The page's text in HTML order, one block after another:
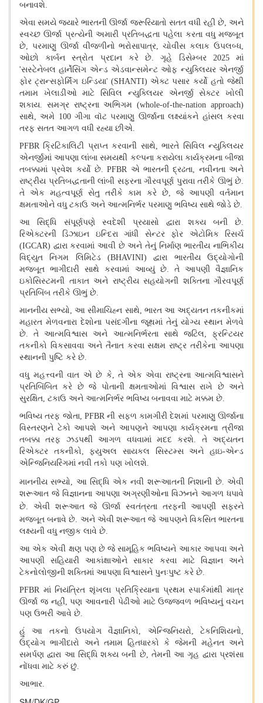
બનાવશે.
એવા સમયે જ્યારે ભારતની ઊર્જા જરૂરિયાતો સતત વધી રહી છે,અને
સ્વચ્છ ઊર્જા પ્રત્યેની અમારી પ્રતિબદ્ધતા પહેલા કરતા વધુ મજબૂત
છે, પરમાણુ ઊર્જા વીજળીનો ભરોસાપાત્ર,ચોવીસ કલાક ઉપલબ્ધ,
ઓછો કાર્બન સ્ત્રોત પ્રદાન કરે છે. ગૃહે ડિસેમ્બર 2025માં
'સસ્ટેનેબલ હાર્નેસિંગ એન્ડ એડવાન્સમેન્ટ ઓફ ન્યુક્લિયર એનર્જી
ફોર ટ્રાન્સફોર્મિંગ ઇન્ડિયા' (SHANTI) એક્ટ પસાર કર્યો હતો જેથી
તમામ ખેલાડીઓ માટે સિવિલ ન્યુક્લિયર એનર્જી સેક્ટર ખોલી
શકાય. સમગ્ર રાષ્ટ્રના અભિગમ (whole-of-the-nation approach)
સાથે,અમે 100ગીગા વૉટ પરમાણુ ઊર્જાના લક્ષ્યાંકને હાંસલ કરવા
તરફ સતત આગળ વધી રહ્યા છીએ.
PFBR ક્રિટિકાલિટી પ્રાપ્ત કરવાની સાથે,ભારતે સિવિલ ન્યુક્લિયર
એનર્જીમાં આપણા લાંબા સમયથી કલ્પના કરાયેલા કાર્યક્રમના બીજા
તબક્કામાં પ્રવેશ કર્યો છે.PFBR એ ભારતની દ્રઢતા, નવીનતા અને
રાષ્ટ્રીય પ્રતિબદ્ધતાની લાંબી સફરના ગૌરવપૂર્ણ પુરાવા તરીકે ઊભું છે.
તે એક મહત્વપૂર્ણ સેતુ તરીકે કામ કરે છે, જે આપણી વર્તમાન
ક્ષમતાઓને વધુ ટકાઉ અને આત્મનિર્ભર પરમાણુ ભવિષ્ય સાથે જોડે છે.
આ સિદ્ધિ સંપૂર્ણપણે સ્વદેશી પ્રયાસો દ્વારા શક્ય બની છે.
રિએક્ટરની ડિઝાઇન ઇન્દિરા ગાંધી સેન્ટર ફોર એટોમિક રિસર્ચ
(IGCAR) દ્વારા કરવામાં આવી છે અને તેનું નિર્માણ ભારતીય નાભિકીય
વિદ્યુત નિગમ લિમિટેડ (BHAVINI)દ્વારા ભારતીય ઉદ્યોગોની
મજબૂત ભાગીદારી સાથે કરવામાં આવ્યું છે. તે આપણી વૈજ્ઞાનિક
ઇકોસિસ્ટમની તાકાત અને રાષ્ટ્રીય સહયોગની શક્તિના ગૌરવપૂર્ણ
પ્રતિબિંબ તરીકે ઊભું છે.
માનનીય સભ્યો,આ સીમાચિહ્ન સાથે, ભારત આ અદ્યતન તકનીકમાં
મહારત મેળવનારા દેશોના પસંદગીના જૂથમાં તેનું યોગ્ય સ્થાન મેળવે
છે. તે આત્મવિશ્વાસ અને આત્મનિર્ભરતા સાથે જટિલ,ફ્રન્ટિયર
તકનીકો વિકસાવવા અને તૈનાત કરવા સક્ષમ રાષ્ટ્ર તરીકેના આપણા
સ્થાનની પુષ્ટિ કરે છે.
વધુ મહત્ત્વની વાત એ છે કે, તે એક એવા રાષ્ટ્રના આત્મવિશ્વાસને
પ્રતિબિંબિત કરે છે જે પોતાની ક્ષમતાઓમાં વિશ્વાસ રાખે છે અને
સુરક્ષિત, ટકાઉ અને આત્મનિર્ભર ભવિષ્ય બનાવવા માટે મક્કમ છે.
ભવિષ્ય તરફ જોતા, PFBRની સફળ કામગીરી દેશમાં પરમાણુ ઊર્જાના
વિસ્તરણને ટેકો આપશે અને આપણને આપણા કાર્યક્રમના ત્રીજા
તબક્કા તરફ ઝડપથી આગળ વધવામાં મદદ કરશે. તે અદ્યતન
રિએક્ટર તકનીકો,ફ્યુઅલ સાયકલ સિસ્ટમ્સ અને હાઇ-એન્ડ
એન્જિનિયરિંગમાં નવી તકો પણ ખોલશે.
માનનીય સભ્યો, આ સિદ્ધિ એક નવી શરૂઆતની નિશાની છે. એવી
શરૂઆત જે વિજ્ઞાનના આપણા અગ્રણીઓના વિઝનને આગળ ધપાવે
છે.
એવી શરૂઆત જે ઊર્જા સ્વતંત્રતા તરફની આપણી સફરને
મજબૂત બનાવે છે. અને એવી શરૂઆત જે આપણને વિકસિત ભારતના
લક્ષ્યની વધુ નજીક લાવે છે.
આ એક એવી ક્ષણ પણ છે જે સામૂહિક ભવિષ્યને આકાર આપવા અને
આપણી સહિયારી આકાંક્ષાઓને સાકાર કરવા માટે વિજ્ઞાન અને
ટેકનોલોજીની શક્તિમાં આપણા વિશ્વાસને પુનઃપુષ્ટ કરે છે.
PFBR માં નિયંત્રિત શૃંખલા પ્રતિક્રિયાના પ્રથમ સ્પાર્કમાંથી માત્ર
ઊર્જા જ નહીં, પણ આવનારી પેઢીઓ માટે ઉજ્જવળ ભવિષ્યનું વચન
પણ ઉભરી આવે છે.
હું આ તકનો ઉપયોગ વૈજ્ઞાનિકો, એન્જિનિયરો,ટેકનિશિયનો,
ઉદ્યોગ ભાગીદારો અને તમામ હિતધારકો કે જેમની મહેનત અને
સમર્પણ દ્વારા આ સિદ્ધિ શક્ય બની છે, તેમની આ ગૃહ દ્વારા પ્રશંસા
નોંધવા માટે કરું છું.
આભાર.